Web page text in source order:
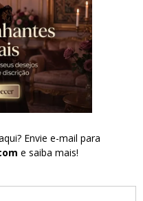
Envie e-mail para
e saiba mais!